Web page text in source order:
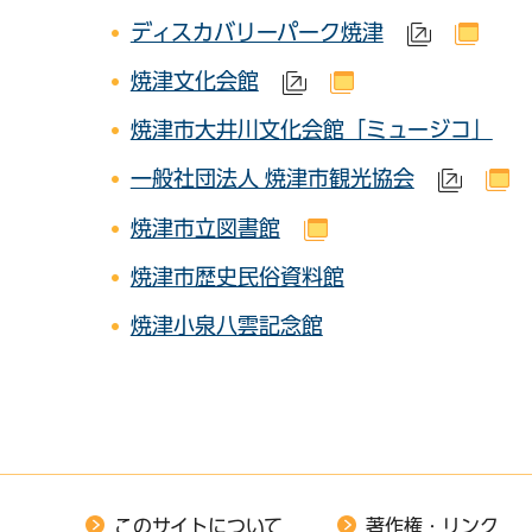
ディスカバリーパーク焼津 （外部サ
（別
焼津文化会館 （外部サイトへリンク
（別ウインドウで
焼津市大井川文化会館「ミュージコ」
一般社団法人 焼津市観光協会 （外部
焼津市立図書館 （別ウインドウで開
焼津市歴史民俗資料館
焼津小泉八雲記念館
このサイトについて 著作権・リンク